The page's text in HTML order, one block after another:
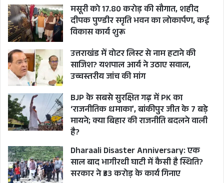
मसूरी को 17.80 करोड़ की सौगात, शहीद
दीपक पुण्डीर स्मृति भवन का लोकार्पण, कई
विकास कार्य शुरू
उत्तराखंड में वोटर लिस्ट से नाम हटाने की
साजिश? यशपाल आर्य ने उठाए सवाल,
उच्चस्तरीय जांच की मांग
BJP के सबसे सुरक्षित गढ़ में PK का
‘राजनीतिक धमाका’, बांकीपुर जीत के 7 बड़े
मायने; क्या बिहार की राजनीति बदलने वाली
है?
Dharaali Disaster Anniversary: एक
साल बाद भागीरथी घाटी में कैसी है स्थिति?
सरकार ने ₹33 करोड़ के कार्य गिनाए